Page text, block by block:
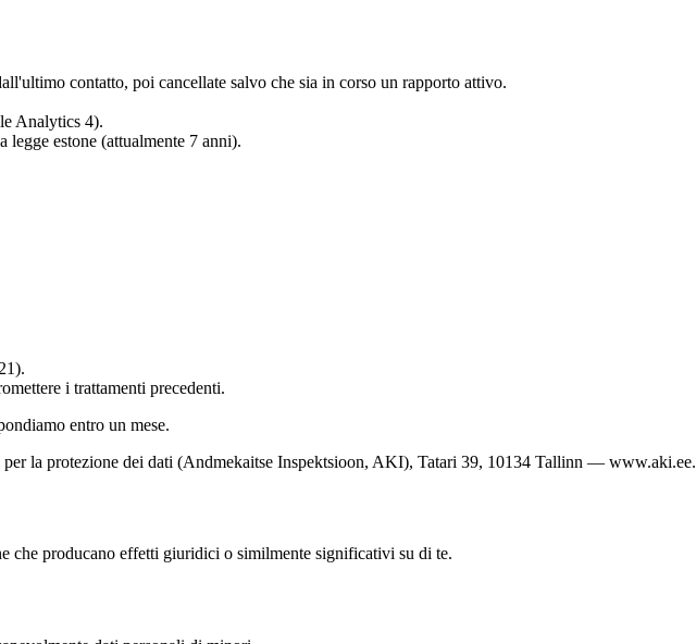
contatto, poi cancellate salvo che sia in corso un rapporto attivo.
Analytics 4).
estone (attualmente 7 anni).
i trattamenti precedenti.
entro un mese.
la protezione dei dati (Andmekaitse Inspektsioon, AKI), Tatari 39, 10134 Tallinn — www.aki.ee.
che producano effetti giuridici o similmente significativi su di te.